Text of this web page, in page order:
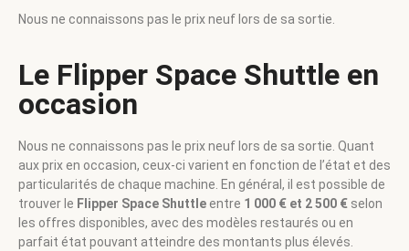
Nous ne connaissons pas le prix neuf lors de sa sortie.
Le Flipper Space Shuttle en
occasion
Nous ne connaissons pas le prix neuf lors de sa sortie. Quant
aux prix en occasion, ceux-ci varient en fonction de l’état et des
particularités de chaque machine. En général, il est possible de
trouver le Flipper Space Shuttle entre 1 000 € et 2 500 € selon
les offres disponibles, avec des modèles restaurés ou en
parfait état pouvant atteindre des montants plus élevés.